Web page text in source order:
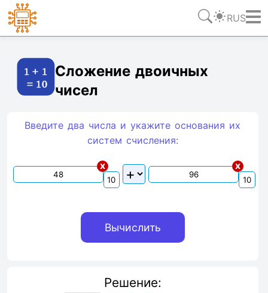
RUS
Сложение двоичных
чисел
Введите два числа и укажите основания их
систем счиcления:
x x
Решение: